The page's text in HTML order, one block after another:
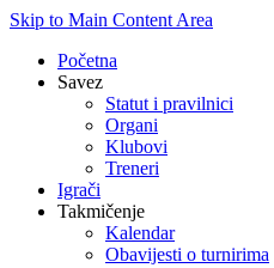
Skip to Main Content Area
Početna
Savez
Statut i pravilnici
Organi
Klubovi
Treneri
Igrači
Takmičenje
Kalendar
Obavijesti o turnirima